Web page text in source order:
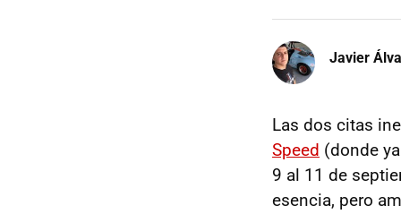
Javier
Las dos citas
Speed (donde
9 al 11 de
esencia, pero